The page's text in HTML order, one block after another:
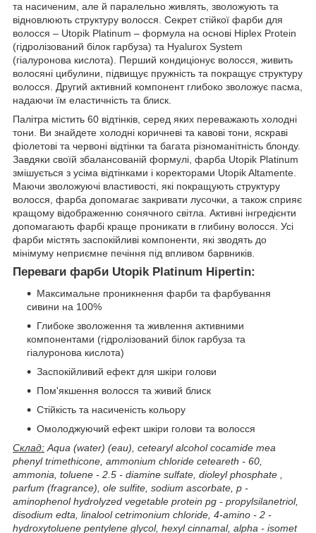
та насиченим, але й паралельно живлять, зволожують та
відновлюють структуру волосся. Секрет стійкої фарби для
волосся – Utopik Platinum – формула на основі Hiplex Protein
(гідролізований білок гарбуза) та Hyalurox System
(гіалуронова кислота). Перший кондиціонує волосся, живить
волосяні цибулини, підвищує пружність та покращує структуру
волосся. Другий активний компонент глибоко зволожує пасма,
надаючи їм еластичність та блиск.
Палітра містить 60 відтінків, серед яких переважають холодні
тони. Ви знайдете холодні коричневі та кавові тони, яскраві
фіолетові та червоні відтінки та багата різноманітність блонду.
Завдяки своїй збалансованій формулі, фарба Utopik Platinum
змішується з усіма відтінками і коректорами Utopik Altamente.
Маючи зволожуючі властивості, які покращують структуру
волосся, фарба допомагає закривати лусочки, а також сприяє
кращому відображенню сонячного світла. Активні інгредієнти
допомагають фарбі краще проникати в глибину волосся. Усі
фарби містять заспокійливі компоненти, які зводять до
мінімуму неприємне печіння під впливом барвників.
Переваги фарби Utopik Platinum Hipertin:
Максимальне проникнення фарби та фарбування
сивини на 100%
Глибоке зволоження та живлення активними
компонентами (гідролізований білок гарбуза та
гіалуронова кислота)
Заспокійливий ефект для шкіри голови
Пом'якшення волосся та живий блиск
Стійкість та насиченість кольору
Омолоджуючий ефект шкіри голови та волосся
Склад:Aqua (water) (eau), cetearyl alcohol cocamide mea
phenyl trimethicone, ammonium chloride ceteareth - 60,
ammonia, toluene - 2.5 - diamine sulfate, dioleyl phosphate ,
parfum (fragrance), ole sulfite, sodium ascorbate, p -
aminophenol hydrolyzed vegetable protein pg - propylsilanetriol,
disodium edta, linalool cetrimonium chloride, 4-amino - 2 -
hydroxytoluene pentylene glycol, hexyl cinnamal, alpha - isomet